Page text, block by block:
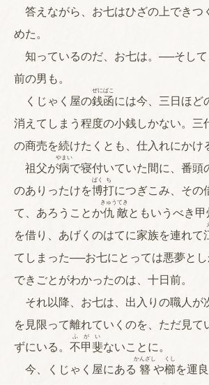
答えながら、お七はひざの上できつ
めた。
知っているのだ、お七は。──そし
前の男も。
くじゃく屋の銭
ぜに
函
ばこ
には今、三日ほど
消えてしまう程度の小銭しかない。三
の商売を続けたくとも、仕入れにかけ
祖父が病
やまい
で寝付いていた間に、番頭
のありったけを博
ばく
打
ち
につぎこみ、その
て、あろうことか仇
きゅう
敵
てき
ともいうべき
を借り、あげくのはてに家族を連れて
てしまった──お七にとっては悪夢と
できごとがわかったのは、十日前。
それ以降、お七は、出入りの職人が
を見限って離れていくのを、ただ見て
ずにいる。 不
ふ
甲
が
斐
い
ないことに。
今、くじゃく屋にある 簪
かんざし
や櫛
くし
を運